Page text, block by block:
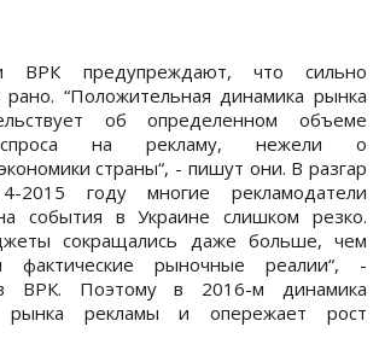
ВРК предупреждают, что сильно
рано. “Положительная динамика рынка
об определенном объеме
спроса на рекламу, нежели о
страны“, - пишут они. В разгар
2015 году многие рекламодатели
события в Украине слишком резко.
сокращались даже больше, чем
фактические рыночные реалии“, -
ВРК. Поэтому в 2016-м динамика
рынка рекламы и опережает рост